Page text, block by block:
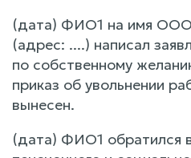
(дата) ФИО1 на имя
(адрес: ....) написал
по собственному
приказ об увольнении
вынесен.
(дата) ФИО1 обратился